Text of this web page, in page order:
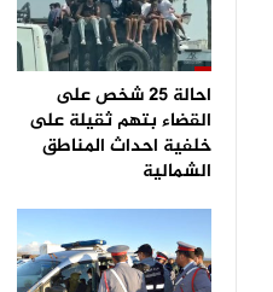
احالة 25 شخص على
القضاء بتهم ثقيلة على
خلفية احداث المناطق
الشمالية